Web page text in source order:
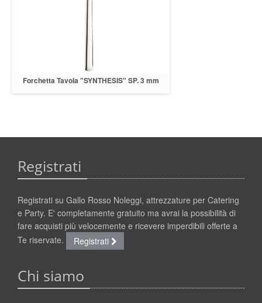
Forchetta Tavola "SYNTHESIS" SP. 3 mm
Registrati
Registrati su Gallo Rosso Noleggi, attrezzature per Catering
e Party. E' completamente gratuito ma avrai la possibilità di
fare acquisti più velocemente e ricevere imperdibili offerte a
Te riservate.
Registrati
Chi siamo